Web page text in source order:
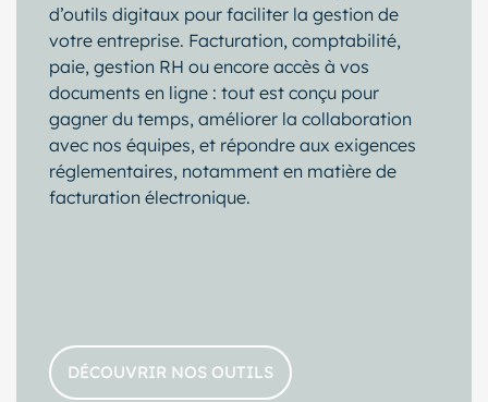
d’outils digitaux pour faciliter la gestion de
votre entreprise. Facturation, comptabilité,
paie, gestion RH ou encore accès à vos
documents en ligne : tout est conçu pour
gagner du temps, améliorer la collaboration
avec nos équipes, et répondre aux exigences
réglementaires, notamment en matière de
facturation électronique.
DÉCOUVRIR NOS OUTILS